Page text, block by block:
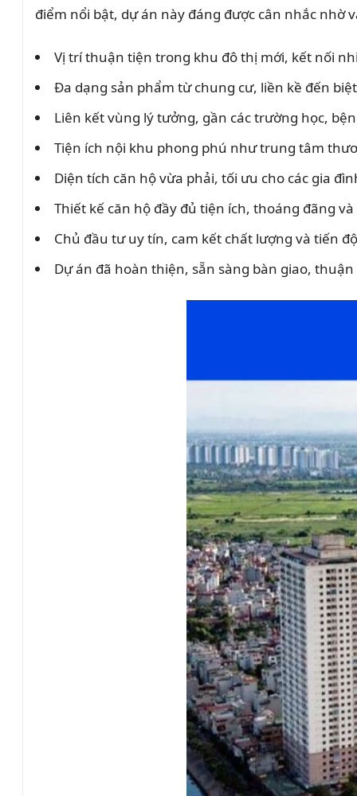
điểm nổi bật, dự án này đáng được cân nhắc nhờ
Vị trí thuận tiện trong khu đô thị mới, kết nối
Đa dạng sản phẩm từ chung cư, liền kề đến
Liên kết vùng lý tưởng, gần các trường học,
Tiện ích nội khu phong phú như trung tâm
Diện tích căn hộ vừa phải, tối ưu cho các gia
Thiết kế căn hộ đầy đủ tiện ích, thoáng đãng
Chủ đầu tư uy tín, cam kết chất lượng và tiến
Dự án đã hoàn thiện, sẵn sàng bàn giao,